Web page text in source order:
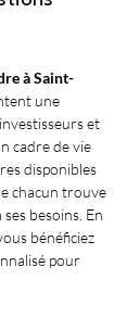
à Saint-
une
et
cadre de vie
disponibles
chacun trouve
besoins. En
vous bénéficiez
pour